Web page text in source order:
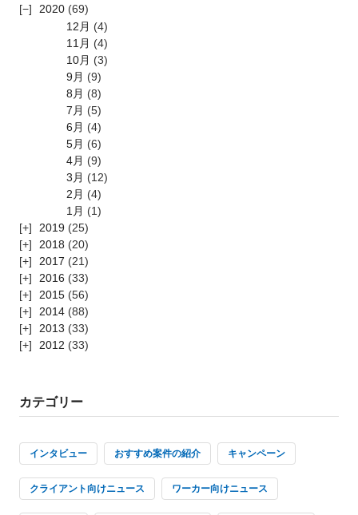
2020 (69)
12月 (4)
11月 (4)
10月 (3)
9月 (9)
8月 (8)
7月 (5)
6月 (4)
5月 (6)
4月 (9)
3月 (12)
2月 (4)
1月 (1)
2019 (25)
2018 (20)
2017 (21)
2016 (33)
2015 (56)
2014 (88)
2013 (33)
2012 (33)
カテゴリー
インタビュー おすすめ案件の紹介 キャンペーン
クライアント向けニュース ワーカー向けニュース